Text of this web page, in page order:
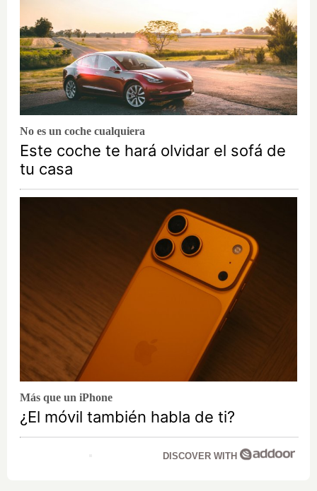
No es un coche cualquiera
Este coche te hará olvidar el sofá de
tu casa
Más que un iPhone
¿El móvil también habla de ti?
DISCOVER WITH